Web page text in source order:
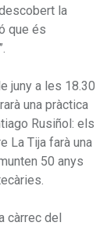
la
que és
juny a les 18.30
una pràctica
Rusiñol: els
La Tija farà una
50 anys
càrrec del